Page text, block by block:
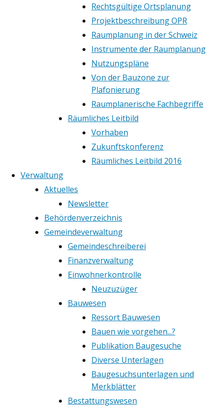
Rechtsgültige Ortsplanung
Projektbeschreibung OPR
Raumplanung in der Schweiz
Instrumente der Raumplanung
Nutzungspläne
Von der Bauzone zur
Plafonierung
Raumplanerische Fachbegriffe
Räumliches Leitbild
Vorhaben
Zukunftskonferenz
Räumliches Leitbild 2016
Verwaltung
Aktuelles
Newsletter
Behördenverzeichnis
Gemeindeverwaltung
Gemeindeschreiberei
Finanzverwaltung
Einwohnerkontrolle
Neuzuzüger
Bauwesen
Ressort Bauwesen
Bauen wie vorgehen...?
Publikation Baugesuche
Diverse Unterlagen
Baugesuchsunterlagen und
Merkblätter
Bestattungswesen